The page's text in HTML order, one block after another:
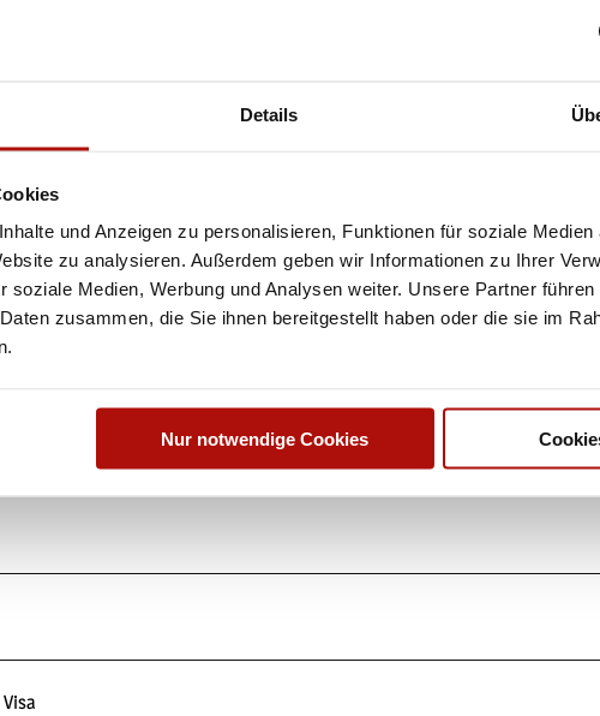
Details
und Anzeigen zu personalisieren, Funktionen für soziale Medien
zu analysieren. Außerdem geben wir Informationen zu Ihrer
soziale Medien, Werbung und Analysen weiter. Unsere Partner
zusammen, die Sie ihnen bereitgestellt haben oder die sie im
Nur notwendige Cookies